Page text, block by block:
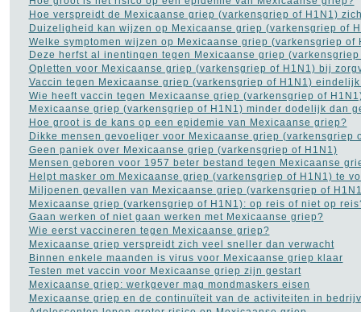
Longkanker(27)
Longontsteking(8)
Lyme(8)
Manisch-depressiviteit(11)
Masturbatie(6)
Migraine(24)
MS - Multiple Sclerose
(34)
Muishand(4)
Multipel Myeloom(2)
Neurose(1)
Opvoeding en
zwangerschap(105)
Osteoporose(13)
Parkinson (16)
Pijn aan de rug(27)
Plasproblemen(9)
Plastische chirurgie(32)
Premenstrueel syndroom
(2)
Prostaatkanker(45)
Psoriasis(10)
Pyschose(10)
Reuma(18)
Hoe verspreidt de Mexicaanse griep (varkensgriep of H1N1)
Duizeligheid kan wijzen op Mexicaanse griep (varkensgriep of
Welke symptomen wijzen op Mexicaanse griep (varkensgriep of
Deze herfst al inentingen tegen Mexicaanse griep
Opletten voor Mexicaanse griep (varkensgriep of H1N1) bij
Vaccin tegen Mexicaanse griep (varkensgriep of H1N1)
Wie heeft vaccin tegen Mexicaanse griep (varkensgriep of
Mexicaanse griep (varkensgriep of H1N1) minder dodelijk dan
Hoe groot is de kans op een epidemie van Mexicaanse griep?
Dikke mensen gevoeliger voor Mexicaanse griep (varkensgriep
Geen paniek over Mexicaanse griep (varkensgriep of H1N1)
Mensen geboren voor 1957 beter bestand tegen Mexicaanse
Helpt masker om Mexicaanse griep (varkensgriep of H1N1) te
Miljoenen gevallen van Mexicaanse griep (varkensgriep of
Mexicaanse griep (varkensgriep of H1N1): op reis of niet op
Gaan werken of niet gaan werken met Mexicaanse griep?
Wie eerst vaccineren tegen Mexicaanse griep?
Mexicaanse griep verspreidt zich veel sneller dan verwacht
Binnen enkele maanden is virus voor Mexicaanse griep klaar
Testen met vaccin voor Mexicaanse griep zijn gestart
Mexicaanse griep: werkgever mag mondmaskers eisen
Mexicaanse griep en de continuïteit van de activiteiten in